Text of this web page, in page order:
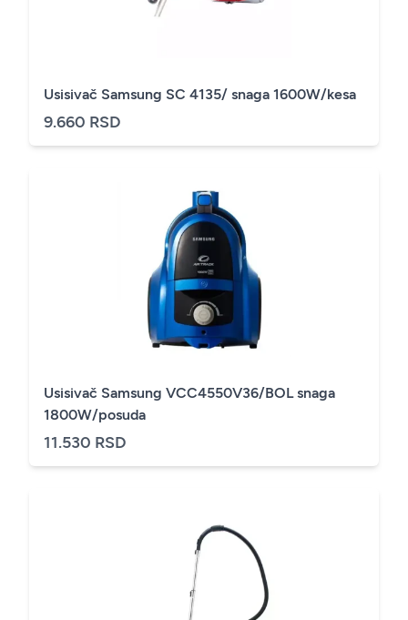
Usisivač Samsung SC 4135/ snaga 1600W/kesa
9.660 RSD
Usisivač Samsung VCC4550V36/BOL snaga
1800W/posuda
11.530 RSD